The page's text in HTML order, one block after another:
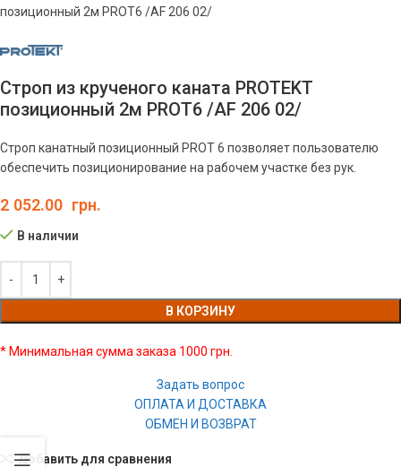
позиционный 2м PROT6 /AF 206 02/
Строп из крученого каната PROTEKT
позиционный 2м PROT6 /AF 206 02/
Строп канатный позиционный PROT 6 позволяет пользователю
обеспечить позиционирование на рабочем участке без рук.
2 052.00 грн.
В наличии
В КОРЗИНУ
* Минимальная сумма заказа 1000 грн.
Задать вопрос
ОПЛАТА И ДОСТАВКА
ОБМЕН И ВОЗВРАТ
Добавить для сравнения